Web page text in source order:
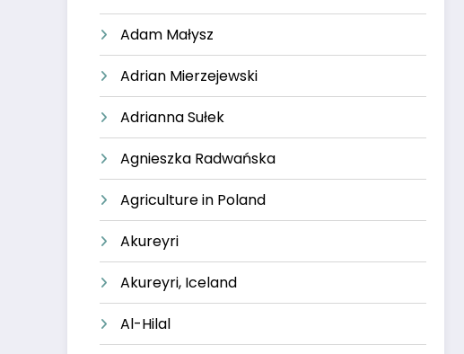
Adam Małysz
Adrian Mierzejewski
Adrianna Sułek
Agnieszka Radwańska
Agriculture in Poland
Akureyri
Akureyri, Iceland
Al-Hilal